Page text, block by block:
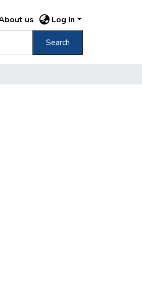
us Log In
Search